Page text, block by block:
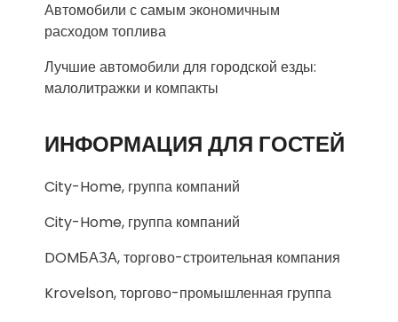
Автомобили с самым экономичным
расходом топлива
Лучшие автомобили для городской езды:
малолитражки и компакты
ИНФОРМАЦИЯ ДЛЯ ГОСТЕЙ
City-Home, группа компаний
City-Home, группа компаний
DOMБАЗА, торгово-строительная компания
Krovelson, торгово-промышленная группа